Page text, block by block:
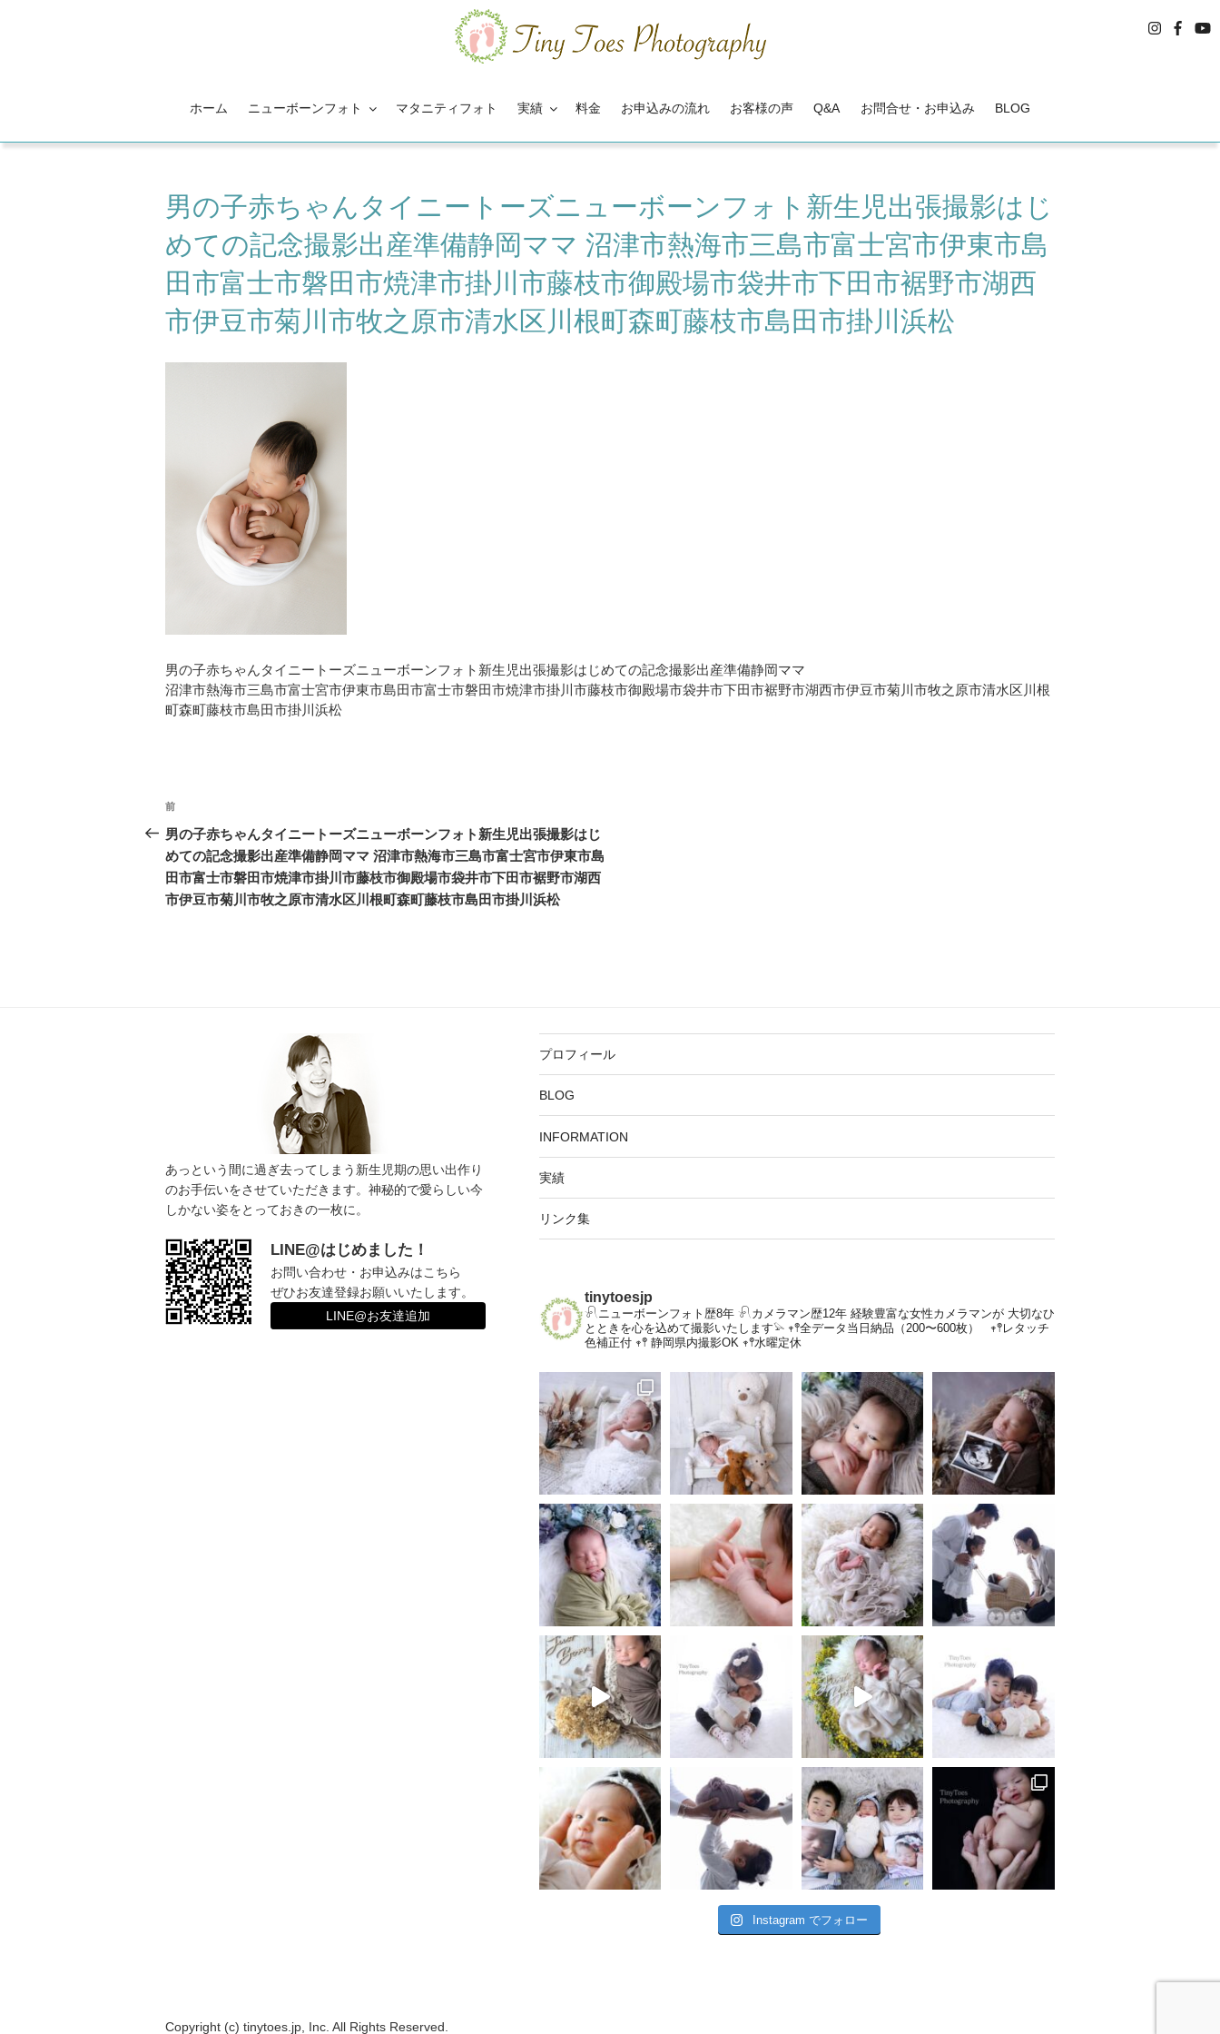
ス
ホーム ニューボーンフォト マタニティフォト 実績 料金 お申込みの流れ お客様の声 Q&A お問合せ・お申込み BLOG
男の子赤ちゃんタイニートーズニューボーンフォト新生児出張撮影はじ
めての記念撮影出産準備静岡ママ 沼津市熱海市三島市富士宮市伊東市島
田市富士市磐田市焼津市掛川市藤枝市御殿場市袋井市下田市裾野市湖西
市伊豆市菊川市牧之原市清水区川根町森町藤枝市島田市掛川浜松
男の子赤ちゃんタイニートーズニューボーンフォト新生児出張撮影はじめての記念撮影出産準備静岡ママ
沼津市熱海市三島市富士宮市伊東市島田市富士市磐田市焼津市掛川市藤枝市御殿場市袋井市下田市裾野市湖西市伊豆市菊川市牧之原市清水区川根
町森町藤枝市島田市掛川浜松
投
稿
ナ
ビ
ゲ
過
去
の
投
稿
前
男の子赤ちゃんタイニートーズニューボーンフォト新生児出張撮影はじ
めての記念撮影出産準備静岡ママ 沼津市熱海市三島市富士宮市伊東市島
田市富士市磐田市焼津市掛川市藤枝市御殿場市袋井市下田市裾野市湖西
市伊豆市菊川市牧之原市清水区川根町森町藤枝市島田市掛川浜松
あっという間に過ぎ去ってしまう新生児期の思い出作り
のお手伝いをさせていただきます。神秘的で愛らしい今
しかない姿をとっておきの一枚に。
LINE@はじめました！
お問い合わせ・お申込みはこちら
ぜひお友達登録お願いいたします。
LINE@お友達追加
プロフィール
BLOG
INFORMATION
実績
リンク集
tinytoesjp
𓍯ニューボーンフォト歴8年𓍯カメラマン歴12年経験豊富な女性カメラマンが大切なひ
とときを心を込めて撮影いたします𓅫𖥧𖤣全データ当日納品（200〜600枚）
𖥧𖤣レタッチ
色補正付𖥧𖤣 静岡県内撮影OK𖥧𖤣水曜定休
Instagram でフォロー
Copyright (c) tinytoes.jp, Inc. All Rights Reserved.